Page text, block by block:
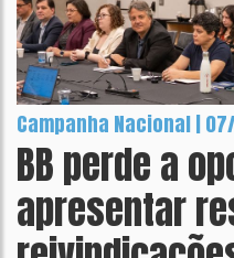
Campanha Nacional |
BB perde a
apresentar